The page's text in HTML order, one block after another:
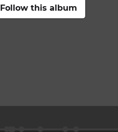
Follow this album